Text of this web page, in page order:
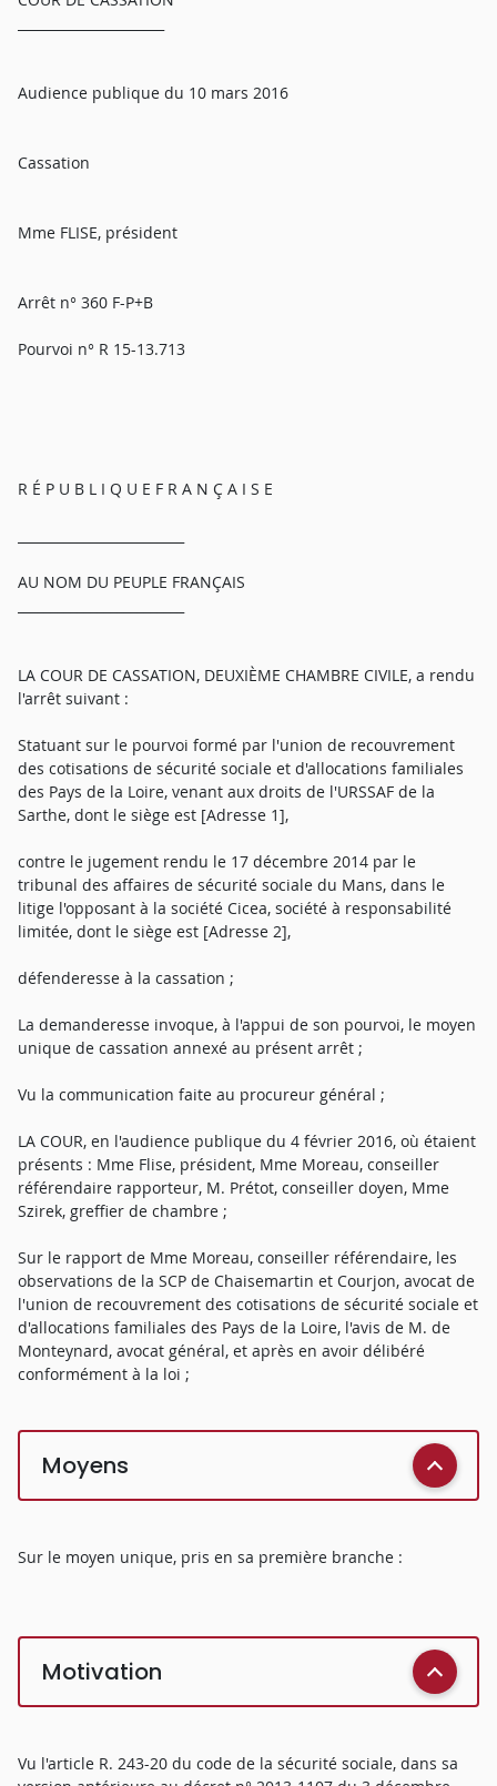
Audience publique du 10 mars 2016
Cassation
Mme FLISE, président
Arrêt n° 360 F-P+B
Pourvoi n° R 15-13.713
R É P U B L I Q U E F R A N Ç A I S E
AU NOM DU PEUPLE FRANÇAIS
LA COUR DE CASSATION, DEUXIÈME CHAMBRE CIVILE, a rendu
l'arrêt suivant :
Statuant sur le pourvoi formé par l'union de recouvrement
des cotisations de sécurité sociale et d'allocations familiales
des Pays de la Loire, venant aux droits de l'URSSAF de la
Sarthe, dont le siège est [Adresse 1],
contre le jugement rendu le 17 décembre 2014 par le
tribunal des affaires de sécurité sociale du Mans, dans le
litige l'opposant à la société Cicea, société à responsabilité
limitée, dont le siège est [Adresse 2],
défenderesse à la cassation ;
La demanderesse invoque, à l'appui de son pourvoi, le moyen
unique de cassation annexé au présent arrêt ;
Vu la communication faite au procureur général ;
LA COUR, en l'audience publique du 4 février 2016, où étaient
présents : Mme Flise, président, Mme Moreau, conseiller
référendaire rapporteur, M. Prétot, conseiller doyen, Mme
Szirek, greffier de chambre ;
Sur le rapport de Mme Moreau, conseiller référendaire, les
observations de la SCP de Chaisemartin et Courjon, avocat de
l'union de recouvrement des cotisations de sécurité sociale et
d'allocations familiales des Pays de la Loire, l'avis de M. de
Monteynard, avocat général, et après en avoir délibéré
conformément à la loi ;
Moyens
Sur le moyen unique, pris en sa première branche :
Motivation
Vu l'article R. 243-20 du code de la sécurité sociale, dans sa